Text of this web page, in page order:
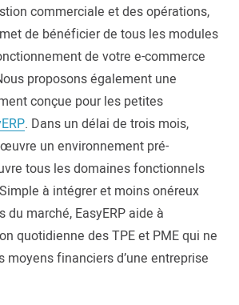
commerciale et des opérations,
de bénéficier de tous les modules
de votre e-commerce
proposons également une
conçue pour les petites
. Dans un délai de trois mois,
un environnement pré-
tous les domaines fonctionnels
Simple à intégrer et moins onéreux
du marché, EasyERP aide à
quotidienne des TPE et PME qui ne
moyens financiers d’une entreprise